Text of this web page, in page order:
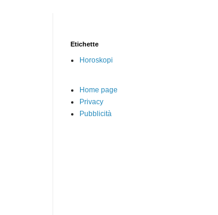
Etichette
Horoskopi
Home page
Privacy
Pubblicità